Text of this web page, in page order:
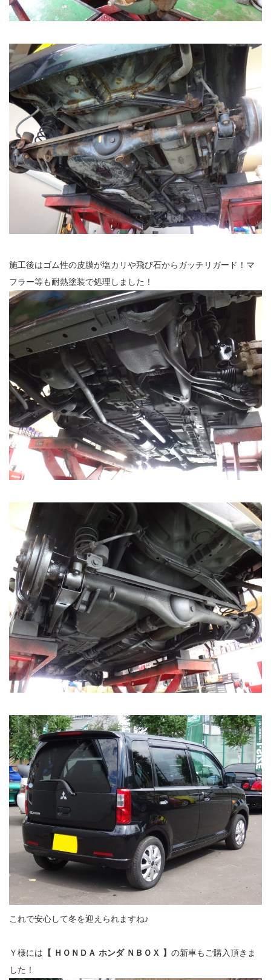
施工後はゴム性の皮膜が塩カリや飛び石からガッチリガード！マ
フラー等も耐熱塗装で処理しました！
これで安心して冬を迎えられますね♪
Ｙ様には 【 ＨＯＮＤＡ ホンダ ＮＢＯＸ 】 の新車もご購入頂きま
した！